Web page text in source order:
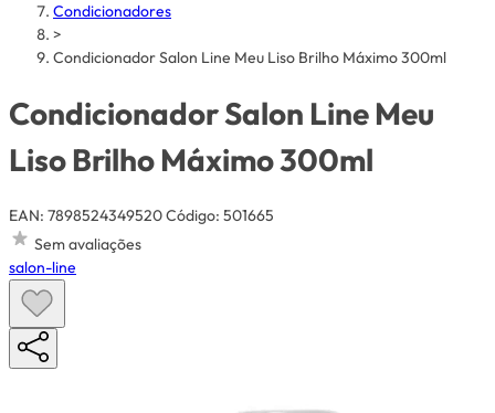
Condicionadores
>
Condicionador Salon Line Meu Liso Brilho Máximo 300ml
Condicionador Salon Line Meu
Liso Brilho Máximo 300ml
EAN: 7898524349520Código: 501665
Sem avaliações
salon-line